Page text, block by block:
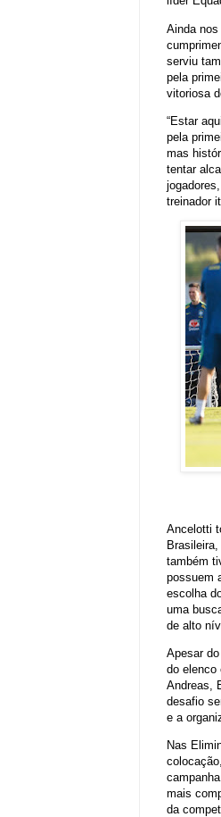
Ainda
serviu
pela
vitoriosa
“Estar
pela
mas
tentar
treinador
Ancelotti
também
possuem
escolha
uma
de alto
Apesar
do elenco
Andreas,
desafio
e a
Nas
mais
da